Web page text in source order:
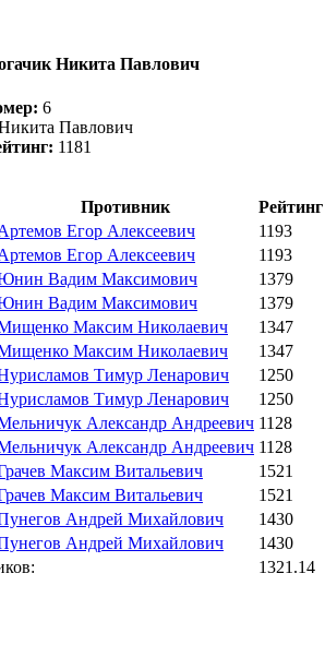
Никита Павлович
6
Павлович
1181
Противник
Рейтинг
Егор Алексеевич
1193
Егор Алексеевич
1193
Вадим Максимович
1379
Вадим Максимович
1379
Максим Николаевич
1347
Максим Николаевич
1347
Тимур Ленарович
1250
Тимур Ленарович
1250
Александр Андреевич 1128
Александр Андреевич 1128
Максим Витальевич
1521
Максим Витальевич
1521
Андрей Михайлович
1430
Андрей Михайлович
1430
1321.14